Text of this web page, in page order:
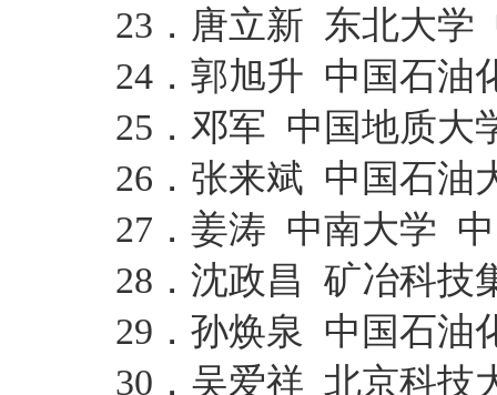
23．唐立新 东北大学
24．郭旭升 中国石油
25．邓军 中国地质大
26．张来斌 中国石油
27．姜涛 中南大学
28．沈政昌 矿冶科技
29．孙焕泉 中国石油
30．吴爱祥 北京科技